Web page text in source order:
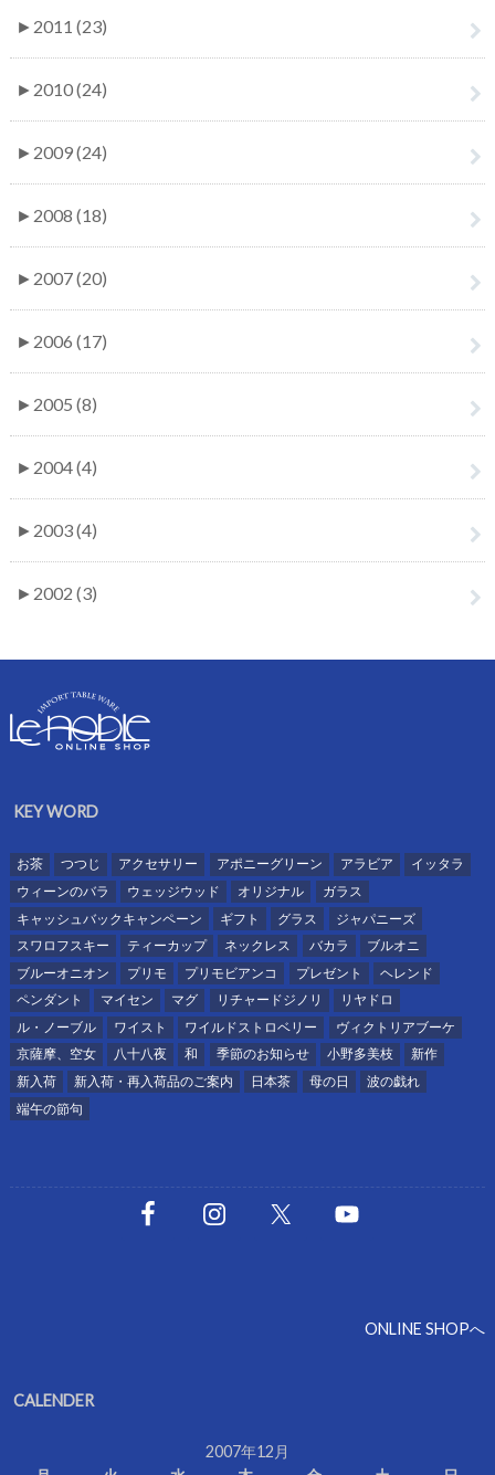
► 2011 (23)
► 2010 (24)
► 2009 (24)
► 2008 (18)
► 2007 (20)
► 2006 (17)
► 2005 (8)
► 2004 (4)
► 2003 (4)
► 2002 (3)
KEY WORD
お茶 つつじ アクセサリー アポニーグリーン アラビア
イッタラ
ウィーンのバラ
ウェッジウッド オリジナル
ガラス
キャッシュバックキャンペーン
ギフト グラス
ジャパニーズ
スワロフスキー
ティーカップ ネックレス バカラ
ブルオニ
ブルーオニオン
プリモ プリモビアンコ プレゼント
ヘレンド
ペンダント
マイセン マグ リチャードジノリ
リヤドロ
ル・ノーブル
ワイスト ワイルドストロベリー
ヴィクトリアブーケ
京薩摩、空女
八十八夜 和 季節のお知らせ 小野多美枝
新作
新入荷
新入荷・再入荷品のご案内 日本茶 母の日
波の戯れ
端午の節句
ONLINE SHOPへ
CALENDER
2007年12月